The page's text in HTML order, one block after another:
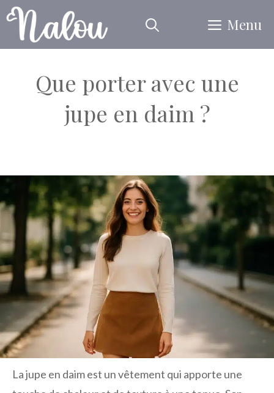
Aller
contenu
Menu
Que porter avec une
jupe en daim ?
La jupe en daim est un vêtement qui apporte une